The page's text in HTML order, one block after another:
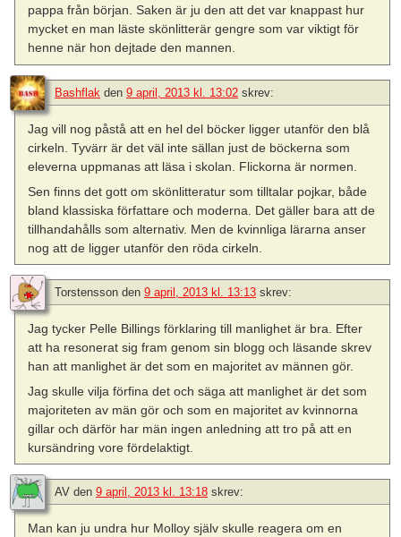
pappa från början. Saken är ju den att det var knappast hur
mycket en man läste skönlitterär gengre som var viktigt för
henne när hon dejtade den mannen.
Bashflak den 9 april, 2013 kl. 13:02 skrev:
Jag vill nog påstå att en hel del böcker ligger utanför den blå
cirkeln. Tyvärr är det väl inte sällan just de böckerna som
eleverna uppmanas att läsa i skolan. Flickorna är normen.
Sen finns det gott om skönlitteratur som tilltalar pojkar, både
bland klassiska författare och moderna. Det gäller bara att de
tillhandahålls som alternativ. Men de kvinnliga lärarna anser
nog att de ligger utanför den röda cirkeln.
Torstensson den 9 april, 2013 kl. 13:13 skrev:
Jag tycker Pelle Billings förklaring till manlighet är bra. Efter
att ha resonerat sig fram genom sin blogg och läsande skrev
han att manlighet är det som en majoritet av männen gör.
Jag skulle vilja förfina det och säga att manlighet är det som
majoriteten av män gör och som en majoritet av kvinnorna
gillar och därför har män ingen anledning att tro på att en
kursändring vore fördelaktigt.
AV den 9 april, 2013 kl. 13:18 skrev:
Man kan ju undra hur Molloy själv skulle reagera om en